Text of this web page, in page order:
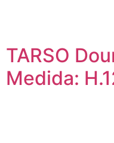
TARSO
Medida: